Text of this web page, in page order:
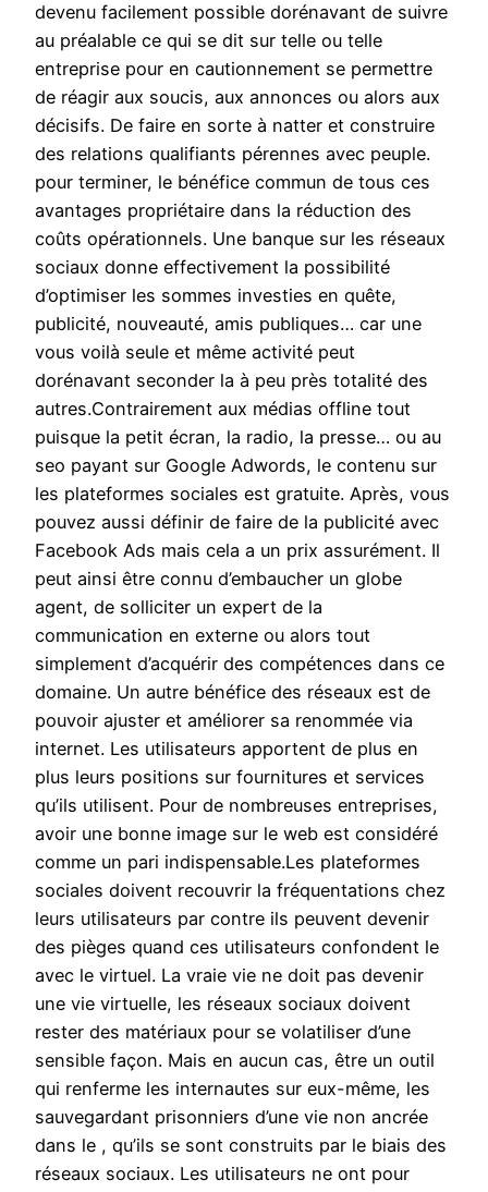
devenu facilement possible dorénavant de suivre
au préalable ce qui se dit sur telle ou telle
entreprise pour en cautionnement se permettre
de réagir aux soucis, aux annonces ou alors aux
décisifs. De faire en sorte à natter et construire
des relations qualifiants pérennes avec peuple.
pour terminer, le bénéfice commun de tous ces
avantages propriétaire dans la réduction des
coûts opérationnels. Une banque sur les réseaux
sociaux donne effectivement la possibilité
d’optimiser les sommes investies en quête,
publicité, nouveauté, amis publiques… car une
vous voilà seule et même activité peut
dorénavant seconder la à peu près totalité des
autres.Contrairement aux médias offline tout
puisque la petit écran, la radio, la presse… ou au
seo payant sur Google Adwords, le contenu sur
les plateformes sociales est gratuite. Après, vous
pouvez aussi définir de faire de la publicité avec
Facebook Ads mais cela a un prix assurément. Il
peut ainsi être connu d’embaucher un globe
agent, de solliciter un expert de la
communication en externe ou alors tout
simplement d’acquérir des compétences dans ce
domaine. Un autre bénéfice des réseaux est de
pouvoir ajuster et améliorer sa renommée via
internet. Les utilisateurs apportent de plus en
plus leurs positions sur fournitures et services
qu’ils utilisent. Pour de nombreuses entreprises,
avoir une bonne image sur le web est considéré
comme un pari indispensable.Les plateformes
sociales doivent recouvrir la fréquentations chez
leurs utilisateurs par contre ils peuvent devenir
des pièges quand ces utilisateurs confondent le
avec le virtuel. La vraie vie ne doit pas devenir
une vie virtuelle, les réseaux sociaux doivent
rester des matériaux pour se volatiliser d’une
sensible façon. Mais en aucun cas, être un outil
qui renferme les internautes sur eux-même, les
sauvegardant prisonniers d’une vie non ancrée
dans le , qu’ils se sont construits par le biais des
réseaux sociaux. Les utilisateurs ne ont pour